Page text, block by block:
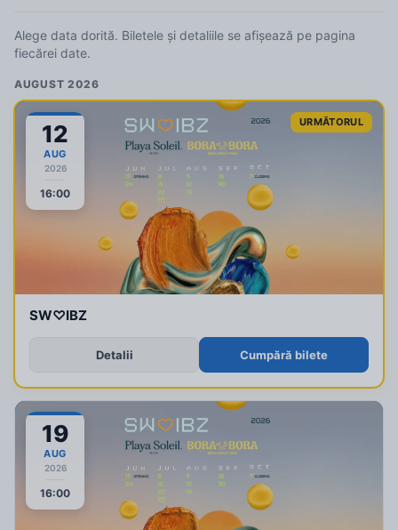
Alege data dorită. Biletele și detaliile se afișează pe pagina
fiecărei date.
AUGUST 2026
12
AUG
2026
16:00
URMĂTORUL
SW♡IBZ
Detalii Cumpără bilete
19
AUG
2026
16:00